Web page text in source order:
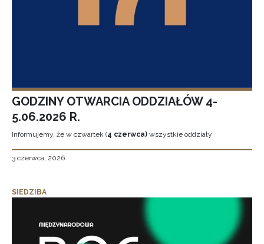
GODZINY OTWARCIA ODDZIAŁÓW 4-
5.06.2026 R.
Informujemy, że w czwartek (4 czerwca) wszystkie oddziały
3 czerwca, 2026
SIEDZIBA